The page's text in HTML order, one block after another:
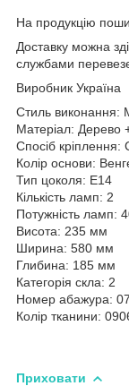
На продукцію
Доставку можна
службами
Виробник Україна
Стиль виконання:
Матеріал: Дерево
Спосіб кріплення:
Колір основи:
Тип цоколя: E14
Кількість ламп: 2
Потужність ламп:
Висота: 235 мм
Ширина: 580 мм
Глибина: 185 мм
Категорія скла: 2
Номер абажура: 07
Колір тканини:
Приховати